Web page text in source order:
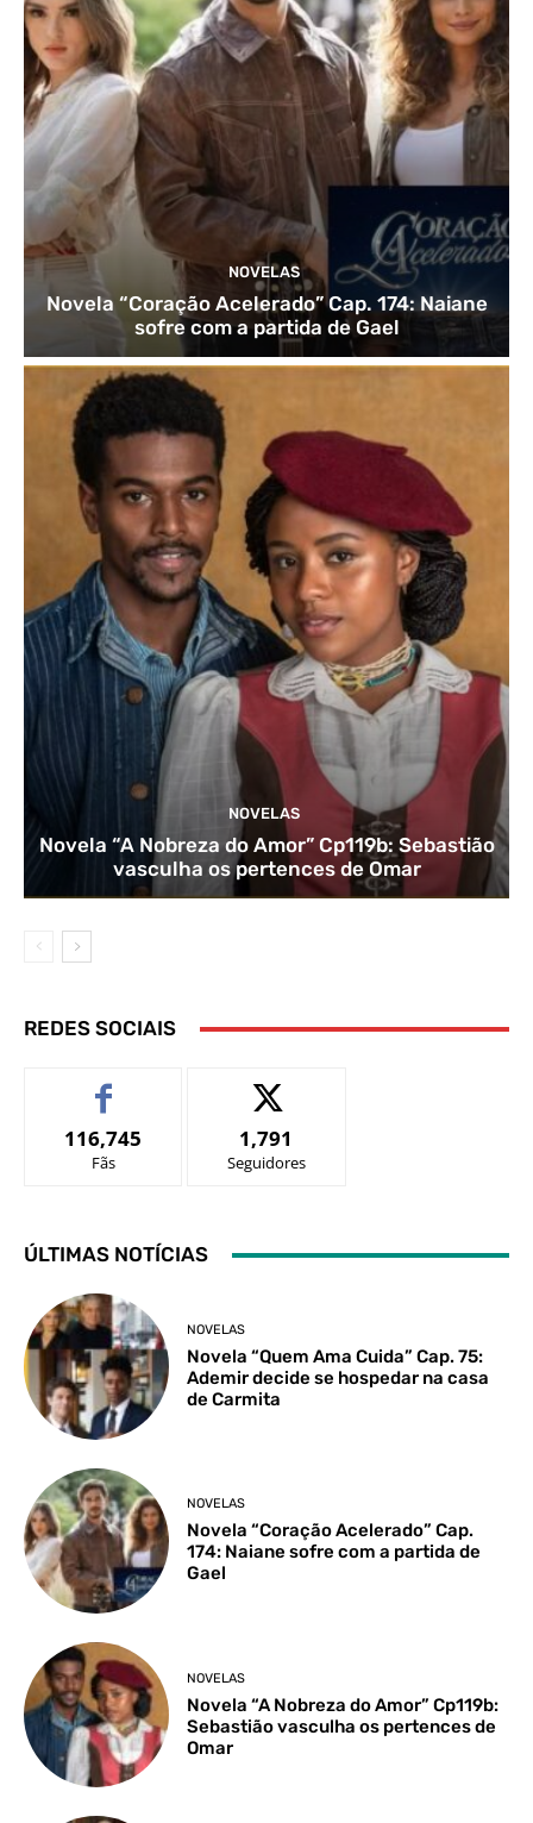
NOVELAS
Novela “Coração Acelerado” Cap. 174: Naiane
sofre com a partida de Gael
NOVELAS
Novela “A Nobreza do Amor” Cp119b: Sebastião
vasculha os pertences de Omar
REDES SOCIAIS
116,745
Fãs
1,791
Seguidores
ÚLTIMAS NOTÍCIAS
NOVELAS
Novela “Quem Ama Cuida” Cap. 75:
Ademir decide se hospedar na casa
de Carmita
NOVELAS
Novela “Coração Acelerado” Cap.
174: Naiane sofre com a partida de
Gael
NOVELAS
Novela “A Nobreza do Amor” Cp119b:
Sebastião vasculha os pertences de
Omar